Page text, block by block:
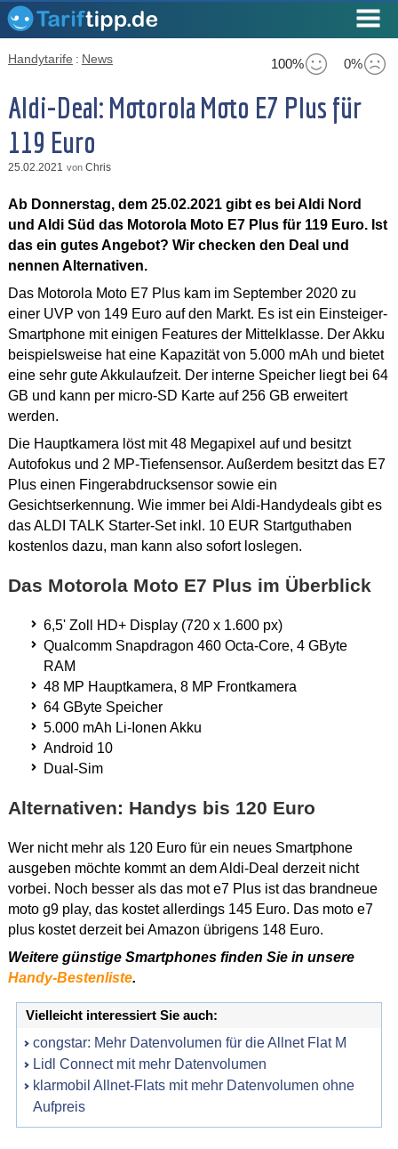
100% 0%
Handytarife : News
Aldi-Deal: Motorola Moto E7 Plus für
119 Euro
25.02.2021 von Chris
Ab Donnerstag, dem 25.02.2021 gibt es bei Aldi Nord
und Aldi Süd das Motorola Moto E7 Plus für 119 Euro. Ist
das ein gutes Angebot? Wir checken den Deal und
nennen Alternativen.
Das Motorola Moto E7 Plus kam im September 2020 zu
einer UVP von 149 Euro auf den Markt. Es ist ein Einsteiger-
Smartphone mit einigen Features der Mittelklasse. Der Akku
beispielsweise hat eine Kapazität von 5.000 mAh und bietet
eine sehr gute Akkulaufzeit. Der interne Speicher liegt bei 64
GB und kann per micro-SD Karte auf 256 GB erweitert
werden.
Die Hauptkamera löst mit 48 Megapixel auf und besitzt
Autofokus und 2 MP-Tiefensensor. Außerdem besitzt das E7
Plus einen Fingerabdrucksensor sowie ein
Gesichtserkennung. Wie immer bei Aldi-Handydeals gibt es
das ALDI TALK Starter-Set inkl. 10 EUR Startguthaben
kostenlos dazu, man kann also sofort loslegen.
Das Motorola Moto E7 Plus im Überblick
6,5' Zoll HD+ Display (720 x 1.600 px)
Qualcomm Snapdragon 460 Octa-Core, 4 GByte
RAM
48 MP Hauptkamera, 8 MP Frontkamera
64 GByte Speicher
5.000 mAh Li-Ionen Akku
Android 10
Dual-Sim
Alternativen: Handys bis 120 Euro
Wer nicht mehr als 120 Euro für ein neues Smartphone
ausgeben möchte kommt an dem Aldi-Deal derzeit nicht
vorbei. Noch besser als das mot e7 Plus ist das brandneue
moto g9 play, das kostet allerdings 145 Euro. Das moto e7
plus kostet derzeit bei Amazon übrigens 148 Euro.
Weitere günstige Smartphones finden Sie in unsere
Handy-Bestenliste.
Vielleicht interessiert Sie auch:
congstar: Mehr Datenvolumen für die Allnet Flat M
Lidl Connect mit mehr Datenvolumen
klarmobil Allnet-Flats mit mehr Datenvolumen ohne
Aufpreis